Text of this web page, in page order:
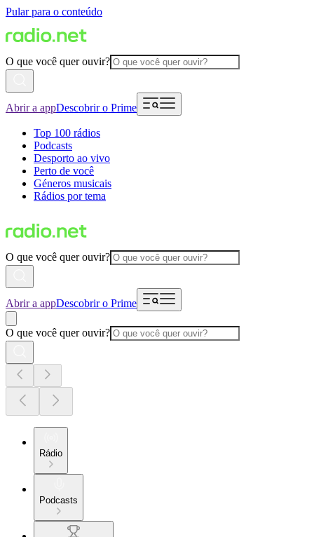
Pular para o conteúdo
O que você quer ouvir?
Abrir a appDescobrir o Prime
Top 100 rádios
Podcasts
Desporto ao vivo
Perto de você
Géneros musicais
Rádios por tema
O que você quer ouvir?
Abrir a appDescobrir o Prime
O que você quer ouvir?
Rádio
Podcasts